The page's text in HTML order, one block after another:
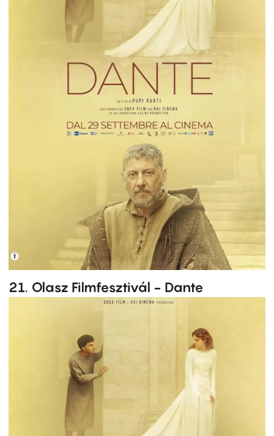
21. Olasz Filmfesztivál - Dante